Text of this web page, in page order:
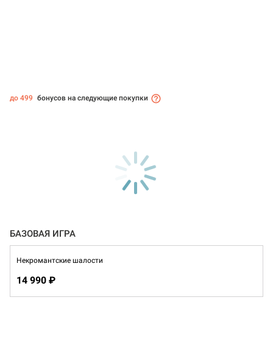
до 499 бонусов на следующие покупки
БАЗОВАЯ ИГРА
Некромантские шалости
14 990 ₽